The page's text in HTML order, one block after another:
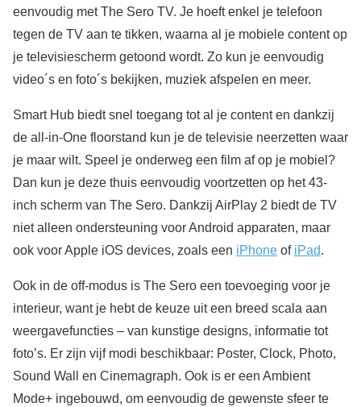
eenvoudig met The Sero TV. Je hoeft enkel je telefoon
tegen de TV aan te tikken, waarna al je mobiele content op
je televisiescherm getoond wordt. Zo kun je eenvoudig
video´s en foto´s bekijken, muziek afspelen en meer.
Smart Hub biedt snel toegang tot al je content en dankzij
de all-in-One floorstand kun je de televisie neerzetten waar
je maar wilt. Speel je onderweg een film af op je mobiel?
Dan kun je deze thuis eenvoudig voortzetten op het 43-
inch scherm van The Sero. Dankzij AirPlay 2 biedt de TV
niet alleen ondersteuning voor Android apparaten, maar
ook voor Apple iOS devices, zoals een iPhone of iPad.
Ook in de off-modus is The Sero een toevoeging voor je
interieur, want je hebt de keuze uit een breed scala aan
weergavefuncties – van kunstige designs, informatie tot
foto’s. Er zijn vijf modi beschikbaar: Poster, Clock, Photo,
Sound Wall en Cinemagraph. Ook is er een Ambient
Mode+ ingebouwd, om eenvoudig de gewenste sfeer te